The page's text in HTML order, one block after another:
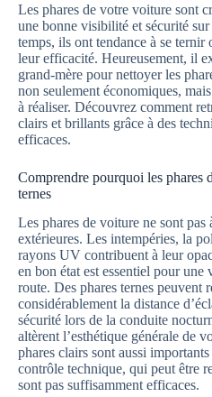
Les phares de votre voiture sont
une bonne visibilité et sécurité
temps, ils ont tendance à se ternir
leur efficacité. Heureusement, il
grand-mère pour nettoyer les
non seulement économiques,
à réaliser. Découvrez comment
clairs et brillants grâce à des
efficaces.
Comprendre pourquoi les phares
ternes
Les phares de voiture ne sont pas
extérieures. Les intempéries, la
rayons UV contribuent à leur
en bon état est essentiel pour une
route. Des phares ternes peuvent
considérablement la distance
sécurité lors de la conduite
altèrent l’esthétique générale de
phares clairs sont aussi
contrôle technique, qui peut être
sont pas suffisamment efficaces.